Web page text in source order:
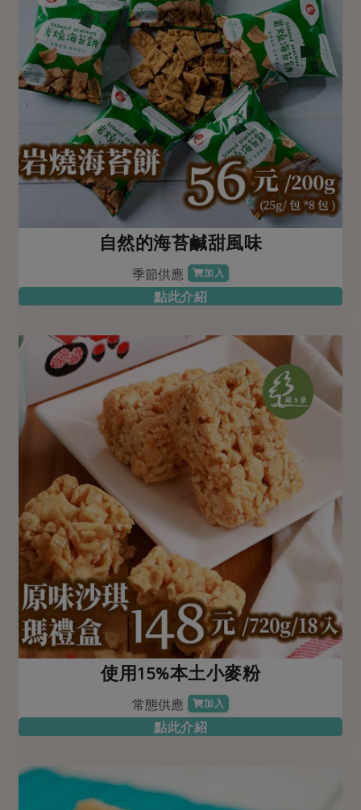
自然的海苔鹹甜風味
季節供應 加入
點此介紹
使用15%本土小麥粉
常態供應 加入
點此介紹